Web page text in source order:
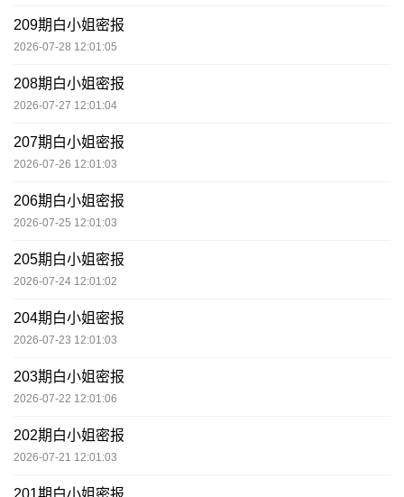
209期白小姐密报
2026-07-28 12:01:05
208期白小姐密报
2026-07-27 12:01:04
207期白小姐密报
2026-07-26 12:01:03
206期白小姐密报
2026-07-25 12:01:03
205期白小姐密报
2026-07-24 12:01:02
204期白小姐密报
2026-07-23 12:01:03
203期白小姐密报
2026-07-22 12:01:06
202期白小姐密报
2026-07-21 12:01:03
201期白小姐密报